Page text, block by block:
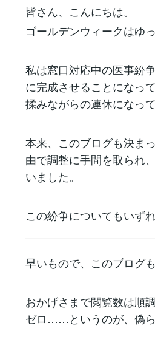
皆さん、こんにちは。
ゴールデンウィークはゆ
私は窓口対応中の医事紛
に完成させることになっ
揉みながらの連休になっ
本来、このブログも決ま
由で調整に手間を取られ
いました。
この紛争についてもいず
早いもので、このブログ
おかげさまで閲覧数は順
ゼロ……というのが、偽ら